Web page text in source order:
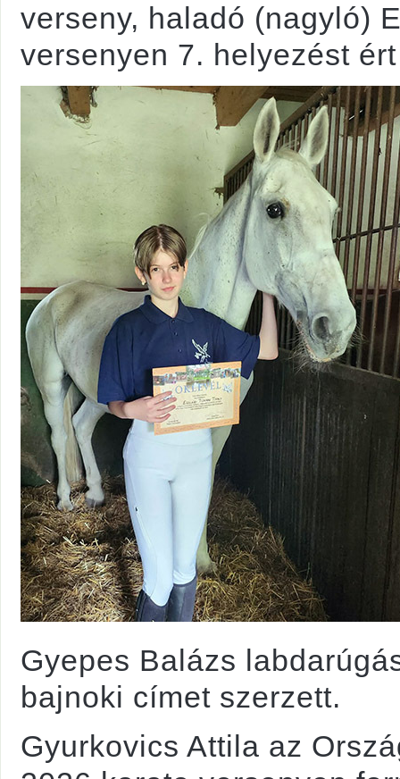
verseny, haladó (nagyló)
versenyen 7. helyezést
Gyepes Balázs
bajnoki címet szerzett.
Gyurkovics Attila az